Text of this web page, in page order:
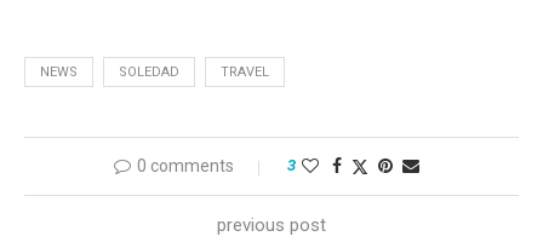
NEWS SOLEDAD TRAVEL
0 comments 3
previous post